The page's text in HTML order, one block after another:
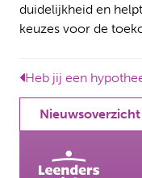
duidelijkheid en
keuzes voor de
Nieuwsoverzicht